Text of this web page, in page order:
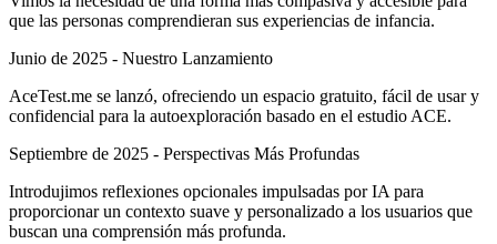
que las personas comprendieran sus experiencias de infancia.
Junio de 2025 - Nuestro Lanzamiento
AceTest.me se lanzó, ofreciendo un espacio gratuito, fácil de usar y
confidencial para la autoexploración basado en el estudio ACE.
Septiembre de 2025 - Perspectivas Más Profundas
Introdujimos reflexiones opcionales impulsadas por IA para
proporcionar un contexto suave y personalizado a los usuarios que
buscan una comprensión más profunda.